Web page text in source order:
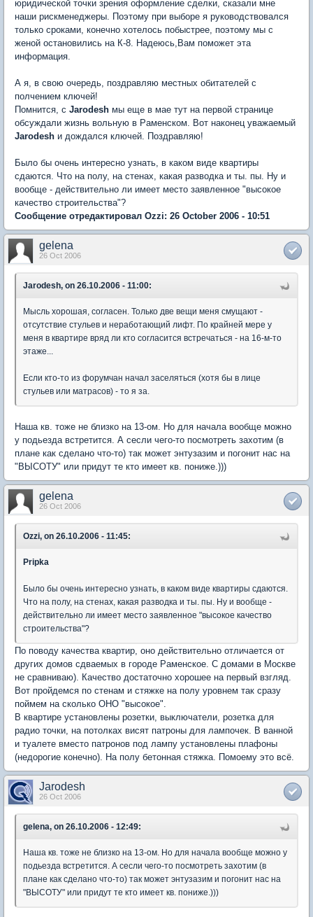
юридической точки зрения оформление сделки, сказали мне
наши рискменеджеры. Поэтому при выборе я руководствовался
только сроками, конечно хотелось побыстрее, поэтому мы с
женой остановились на К-8. Надеюсь,Вам поможет эта
информация.
А я, в свою очередь, поздравляю местных обитателей с
полчением ключей!
Помнится, с Jarodesh мы еще в мае тут на первой странице
обсуждали жизнь вольную в Раменском. Вот наконец уважаемый
Jarodesh и дождался ключей. Поздравляю!
Было бы очень интересно узнать, в каком виде квартиры
сдаются. Что на полу, на стенах, какая разводка и ты. пы. Ну и
вообще - действительно ли имеет место заявленное "высокое
качество строительства"?
Сообщение отредактировал Ozzi: 26 October 2006 - 10:51
gelena
26 Oct 2006
Jarodesh, on 26.10.2006 - 11:00:
Мысль хорошая, согласен. Только две вещи меня смущают -
отсутствие стульев и неработающий лифт. По крайней мере у
меня в квартире вряд ли кто согласится встречаться - на 16-м-то
этаже...
Если кто-то из форумчан начал заселяться (хотя бы в лице
стульев или матрасов) - то я за.
Наша кв. тоже не близко на 13-ом. Но для начала вообще можно
у подьезда встретится. А сесли чего-то посмотреть захотим (в
плане как сделано что-то) так может энтузазим и погонит нас на
"ВЫСОТУ" или придут те кто имеет кв. пониже.)))
gelena
26 Oct 2006
Ozzi, on 26.10.2006 - 11:45:
Pripka
Было бы очень интересно узнать, в каком виде квартиры сдаются.
Что на полу, на стенах, какая разводка и ты. пы. Ну и вообще -
действительно ли имеет место заявленное "высокое качество
строительства"?
По поводу качества квартир, оно действительно отличается от
других домов сдваемых в городе Раменское. С домами в Москве
не сравниваю). Качество достаточно хорошее на первый взгляд.
Вот пройдемся по стенам и стяжке на полу уровнем так сразу
поймем на сколько ОНО "высокое".
В квартире установлены розетки, выключатели, розетка для
радио точки, на потолках висят патроны для лампочек. В ванной
и туалете вместо патронов под лампу установлены плафоны
(недорогие конечно). На полу бетонная стяжка. Помоему это всё.
Jarodesh
26 Oct 2006
gelena, on 26.10.2006 - 12:49:
Наша кв. тоже не близко на 13-ом. Но для начала вообще можно у
подьезда встретится. А сесли чего-то посмотреть захотим (в
плане как сделано что-то) так может энтузазим и погонит нас на
"ВЫСОТУ" или придут те кто имеет кв. пониже.)))